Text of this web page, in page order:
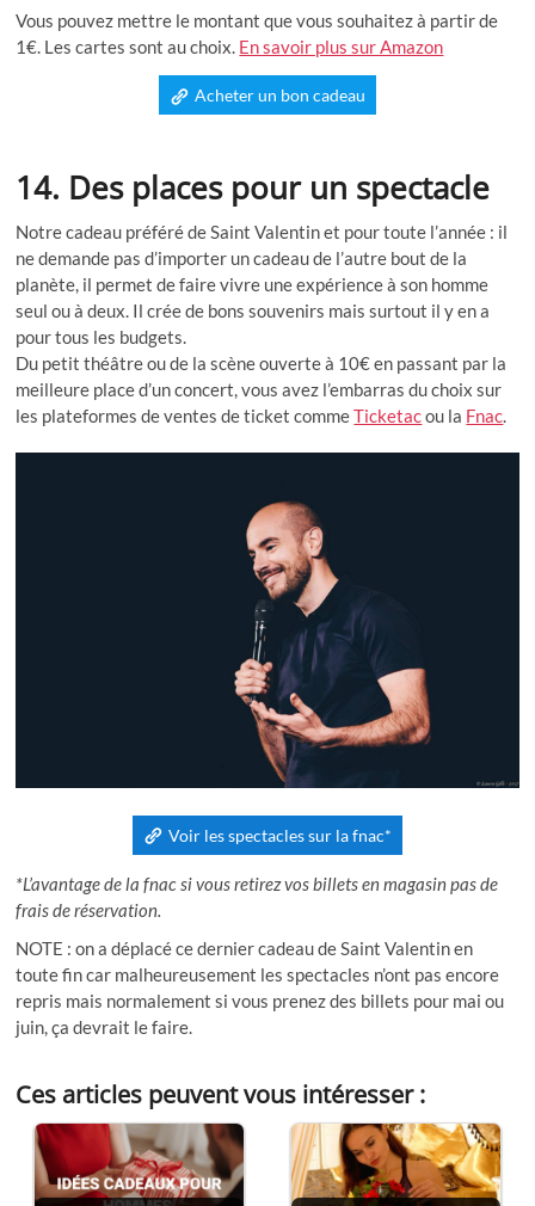
Vous pouvez mettre le montant que vous souhaitez à partir de
1€. Les cartes sont au choix. En savoir plus sur Amazon
Acheter un bon cadeau
14. Des places pour un spectacle
Notre cadeau préféré de Saint Valentin et pour toute l’année : il
ne demande pas d’importer un cadeau de l’autre bout de la
planète, il permet de faire vivre une expérience à son homme
seul ou à deux. Il crée de bons souvenirs mais surtout il y en a
pour tous les budgets.
Du petit théâtre ou de la scène ouverte à 10€ en passant par la
meilleure place d’un concert, vous avez l’embarras du choix sur
les plateformes de ventes de ticket commeTicketacou la Fnac.
Voir les spectacles sur la fnac*
*L’avantage de la fnac si vous retirez vos billets en magasin pas de
frais de réservation.
NOTE : on a déplacé ce dernier cadeau de Saint Valentin en
toute fin car malheureusement les spectacles n’ont pas encore
repris mais normalement si vous prenez des billets pour mai ou
juin, ça devrait le faire.
Ces articles peuvent vous intéresser :